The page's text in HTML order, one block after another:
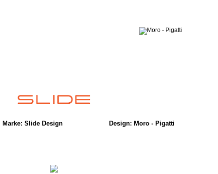
Marke: Slide Design Design: Moro - Pigatti